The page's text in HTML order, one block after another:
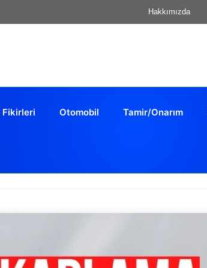
Hakkımızda
Fikirleri Otomobil Tamir/Onarım